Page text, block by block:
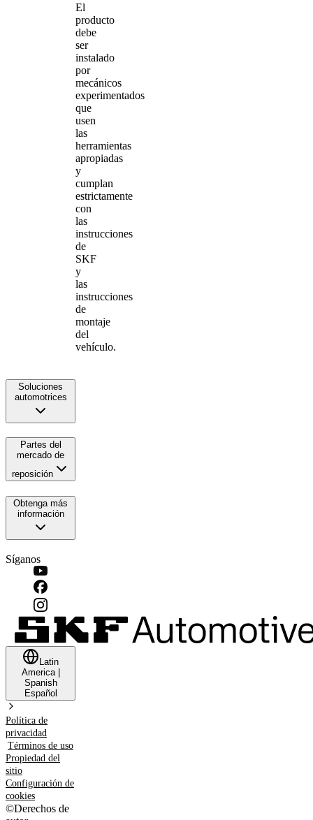
El
producto
debe
ser
instalado
por
mecánicos
experimentados
que
usen
las
herramientas
apropiadas
y
cumplan
estrictamente
con
las
instrucciones
de
SKF
y
las
instrucciones
de
montaje
del
vehículo.
Soluciones
automotrices
Partes del
mercado de
reposición
Obtenga más
información
Síganos
Latin
America|
Spanish
Español
Política de
privacidad
Términos de uso
Propiedad del
sitio
Configuración de
cookies
©Derechos de